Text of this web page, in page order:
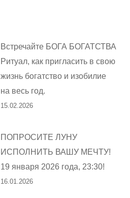
Встречайте БОГА БОГАТСТВА
Ритуал, как пригласить в свою
жизнь богатство и изобилие
на весь год.
15.02.2026
ПОПРОСИТЕ ЛУНУ
ИСПОЛНИТЬ ВАШУ МЕЧТУ!
19 января 2026 года, 23:30!
16.01.2026